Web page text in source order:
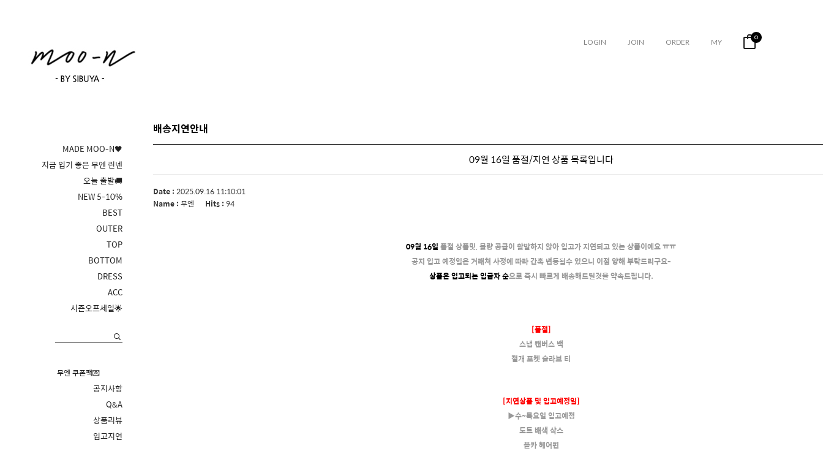
LOGIN JOIN ORDER MY 0
MADE MOO-N🖤
지금 입기 좋은 무엔 린넨
오늘 출발🚚
NEW 5-10%
BEST
OUTER
TOP
BOTTOM
DRESS
ACC
시즌오프세일🌟
무엔 쿠폰팩💌
공지사항
Q&A
상품리뷰
입고지연
배송지연안내
09월 16일 품절/지연 상품 목록입니다
Date : 2025.09.16 11:10:01
Name : 무엔 Hits : 94
09월 16일 품절 상품및, 물량 공급이 활발하지 않아 입고가 지연되고 있는 상품이예요 ㅠㅠ
공지 입고 예정일은 거래처 사정에 따라 간혹 변동될수 있으니 이점 양해 부탁드리구요-
상품은 입고되는 입금자 순으로 즉시 빠르게 배송해드릴것을 약속드립니다.
[품절]
스냅 캔버스 백
절개 포켓 슬라브 티
[지연상품 및 입고예정일]
▶수~목요일 입고예정
도트 배색 삭스
폴카 헤어핀